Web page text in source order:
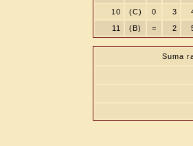
10
(C) 0 3
11
(B) = 2
Suma